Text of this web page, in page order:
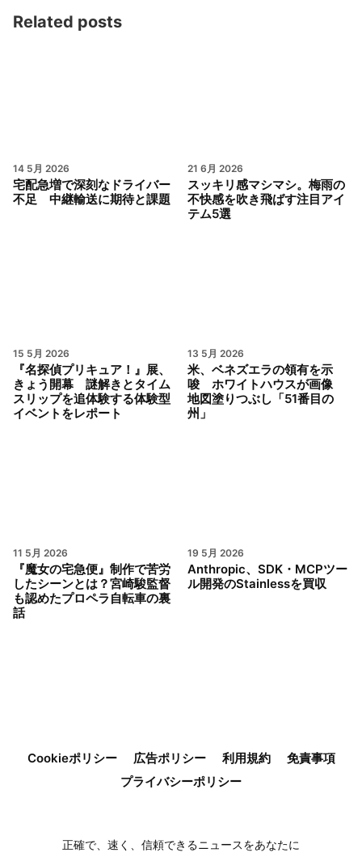
Related posts
14 5月 2026
宅配急増で深刻なドライバー
不足 中継輸送に期待と課題
21 6月 2026
スッキリ感マシマシ。梅雨の
不快感を吹き飛ばす注目アイ
テム5選
15 5月 2026
『名探偵プリキュア！』展、
きょう開幕 謎解きとタイム
スリップを追体験する体験型
イベントをレポート
13 5月 2026
米、ベネズエラの領有を示
唆 ホワイトハウスが画像
地図塗りつぶし「51番目の
州」
11 5月 2026
『魔女の宅急便』制作で苦労
したシーンとは？宮崎駿監督
も認めたプロペラ自転車の裏
話
19 5月 2026
Anthropic、SDK・MCPツー
ル開発のStainlessを買収
Cookieポリシー 広告ポリシー 利用規約
免責事項
プライバシーポリシー
正確で、速く、信頼できるニュースをあなたに